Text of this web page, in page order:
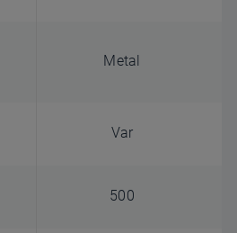
Metal
Var
500